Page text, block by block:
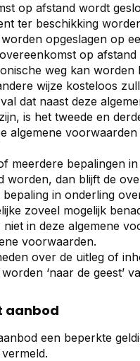
op afstand wordt
ter beschikking
opgeslagen op
op
weg kan
wijze kosteloos
dat naast deze
is het tweede en
algemene
meerdere bepalingen
worden, dan blijft de
in onderling
zoveel mogelijk
niet in deze algemene
voorwaarden.
over de uitleg of
‘naar de geest’
aanbod
een beperkte